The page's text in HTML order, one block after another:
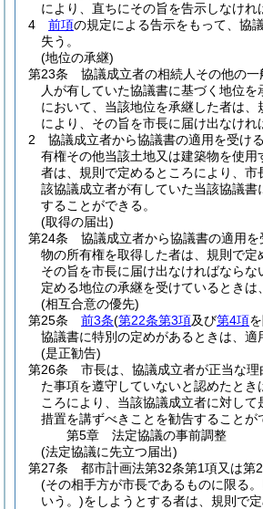
により、直ちにその旨を告示しなけれ
4
前項の規定による告示をもって、協
失う。
(地位の承継)
第23条
協議成立者の相続人その他の
人が有していた協議書に基づく地位を
において、当該地位を承継した者は、
により、その旨を市長に届け出なけれ
2
協議成立者から協議書の適用を受け
有権その他当該土地又は建築物を使用
者は、規則で定めるところにより、市
該協議成立者が有していた当該協議書
することができる。
(取得の届出)
第24条
協議成立者から協議書の適用
物の所有権を取得した者は、規則で定
その旨を市長に届け出なければならな
定める地位の承継を受けているときは
(相互合意の優先)
第25条
前3条(第22条第3項及び第4項
協議書に特別の定めがあるときは、適
(是正勧告)
第26条
市長は、協議成立者が正当な
た事項を遵守していないと認めたとき
ころにより、当該協議成立者に対して
措置を講ずべきことを勧告することが
第5章
法定協議の事前調整
(法定協議に先立つ届出)
第27条
都市計画法第32条第1項又は第
(その相手方が市長であるものに限る
いう。)をしようとする者は、規則で定